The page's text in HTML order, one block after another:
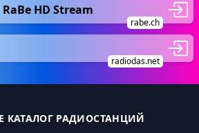
HD Stream
rabe.ch
radiodas.net
КАТАЛОГ РАДИОСТАНЦИЙ